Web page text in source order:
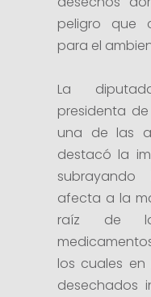
peligro que
para el
La
presidenta
una de las
destacó la
afecta a la
raíz de
los cuales
desechados